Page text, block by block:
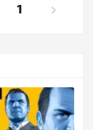
1 